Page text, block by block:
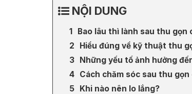
NỘI DUNG
Bao lâu thì lành sau thu gọn
Hiểu đúng về kỹ thuật thu
Những yếu tố ảnh hưởng
Cách chăm sóc sau thu
Khi nào nên lo lắng?